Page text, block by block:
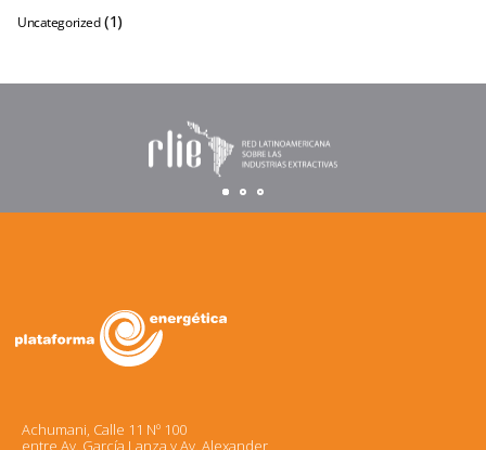
Uncategorized (1)
Achumani, Calle 11 Nº 100
entre Av. García Lanza y Av. Alexander